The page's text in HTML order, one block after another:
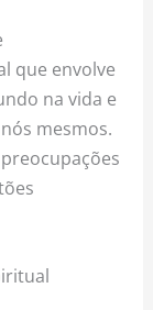
que envolve
na vida e
mesmos.